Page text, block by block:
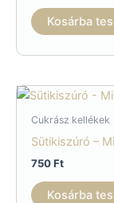
Kosárba
Cukrász kellékek
Sütikiszúró –
750Ft
Kosárba